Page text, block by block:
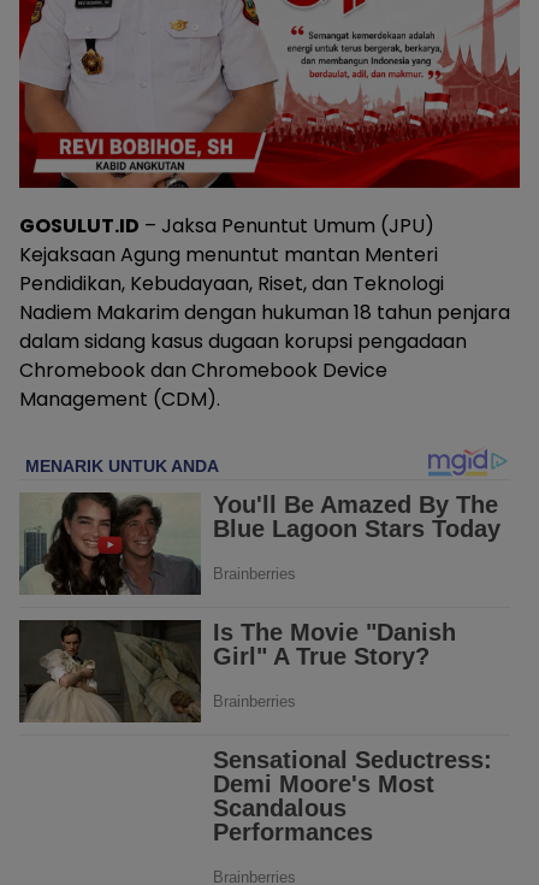
GOSULUT.ID – Jaksa Penuntut Umum (JPU)
Kejaksaan Agung menuntut mantan Menteri
Pendidikan, Kebudayaan, Riset, dan Teknologi
Nadiem Makarim dengan hukuman 18 tahun penjara
dalam sidang kasus dugaan korupsi pengadaan
Chromebook dan Chromebook Device
Management (CDM).